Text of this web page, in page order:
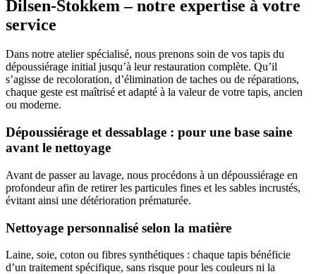
Dilsen-Stokkem – notre expertise à votre
service
Dans notre atelier spécialisé, nous prenons soin de vos tapis du
dépoussiérage initial jusqu’à leur restauration complète. Qu’il
s’agisse de recoloration, d’élimination de taches ou de réparations,
chaque geste est maîtrisé et adapté à la valeur de votre tapis, ancien
ou moderne.
Dépoussiérage et dessablage : pour une base saine
avant le nettoyage
Avant de passer au lavage, nous procédons à un dépoussiérage en
profondeur afin de retirer les particules fines et les sables incrustés,
évitant ainsi une détérioration prématurée.
Nettoyage personnalisé selon la matière
Laine, soie, coton ou fibres synthétiques : chaque tapis bénéficie
d’un traitement spécifique, sans risque pour les couleurs ni la